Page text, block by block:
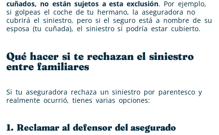
cuñados, no están sujetos a esta exclusión. Por ejemplo,
si golpeas el coche de tu hermano, la aseguradora no
cubrirá el siniestro, pero si el seguro está a nombre de su
esposa (tu cuñada), el siniestro sí podría estar cubierto.
Qué hacer si te rechazan el siniestro
entre familiares
Si tu aseguradora rechaza un siniestro por parentesco y
realmente ocurrió, tienes varias opciones:
1. Reclamar al defensor del asegurado